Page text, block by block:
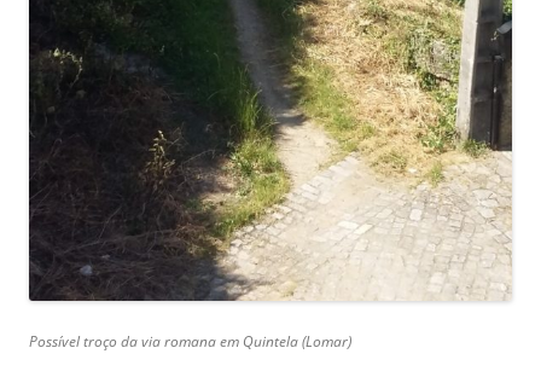
Possível troço da via romana em Quintela (Lomar)